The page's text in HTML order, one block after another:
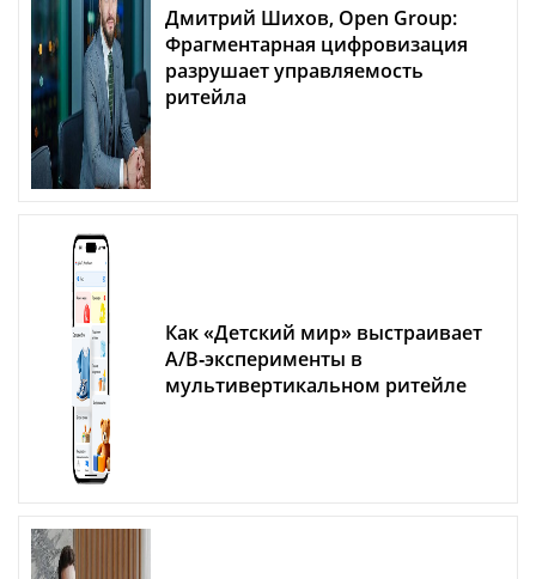
Дмитрий Шихов, Open Group:
Фрагментарная цифровизация
разрушает управляемость
ритейла
Как «Детский мир» выстраивает
A/B‑эксперименты в
мультивертикальном ритейле